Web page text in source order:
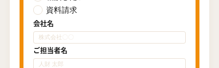
資料請求
会社名
ご担当者名